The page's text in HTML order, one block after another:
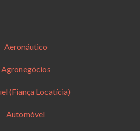
Aeronáutico
Agronegócios
(Fiança Locatícia)
Automóvel